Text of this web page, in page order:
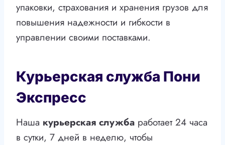
упаковки, страхования и хранения грузов для
повышения надежности и гибкости в
управлении своими поставками.
Курьерская служба Пони
Экспресс
Наша курьерская служба работает 24 часа
в сутки, 7 дней в неделю, чтобы